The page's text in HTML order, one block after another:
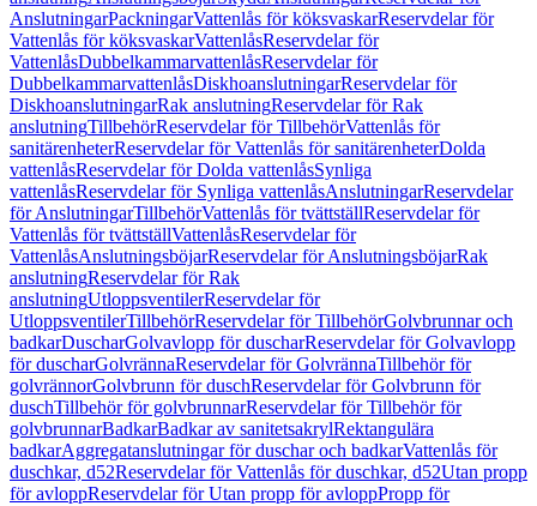
AnslutningarPackningarVattenlås för köksvaskarReservdelar för
Vattenlås för köksvaskarVattenlåsReservdelar för
VattenlåsDubbelkammarvattenlåsReservdelar för
DubbelkammarvattenlåsDiskhoanslutningarReservdelar för
DiskhoanslutningarRak anslutningReservdelar för Rak
anslutningTillbehörReservdelar för TillbehörVattenlås för
sanitärenheterReservdelar för Vattenlås för sanitärenheterDolda
vattenlåsReservdelar för Dolda vattenlåsSynliga
vattenlåsReservdelar för Synliga vattenlåsAnslutningarReservdelar
för AnslutningarTillbehörVattenlås för tvättställReservdelar för
Vattenlås för tvättställVattenlåsReservdelar för
VattenlåsAnslutningsböjarReservdelar för AnslutningsböjarRak
anslutningReservdelar för Rak
anslutningUtloppsventilerReservdelar för
UtloppsventilerTillbehörReservdelar för TillbehörGolvbrunnar och
badkarDuscharGolvavlopp för duscharReservdelar för Golvavlopp
för duscharGolvrännaReservdelar för GolvrännaTillbehör för
golvrännorGolvbrunn för duschReservdelar för Golvbrunn för
duschTillbehör för golvbrunnarReservdelar för Tillbehör för
golvbrunnarBadkarBadkar av sanitetsakrylRektangulära
badkarAggregatanslutningar för duschar och badkarVattenlås för
duschkar, d52Reservdelar för Vattenlås för duschkar, d52Utan propp
för avloppReservdelar för Utan propp för avloppPropp för